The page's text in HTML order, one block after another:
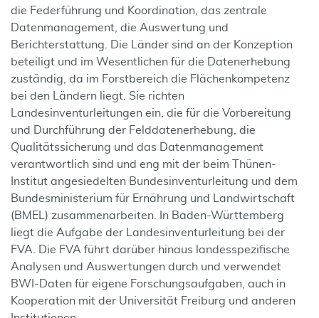
die Federführung und Koordination, das zentrale
Datenmanagement, die Auswertung und
Berichterstattung. Die Länder sind an der Konzeption
beteiligt und im Wesentlichen für die Datenerhebung
zuständig, da im Forstbereich die Flächenkompetenz
bei den Ländern liegt. Sie richten
Landesinventurleitungen ein, die für die Vorbereitung
und Durchführung der Felddatenerhebung, die
Qualitätssicherung und das Datenmanagement
verantwortlich sind und eng mit der beim Thünen-
Institut angesiedelten Bundesinventurleitung und dem
Bundesministerium für Ernährung und Landwirtschaft
(BMEL) zusammenarbeiten. In Baden-Württemberg
liegt die Aufgabe der Landesinventurleitung bei der
FVA. Die FVA führt darüber hinaus landesspezifische
Analysen und Auswertungen durch und verwendet
BWI-Daten für eigene Forschungsaufgaben, auch in
Kooperation mit der Universität Freiburg und anderen